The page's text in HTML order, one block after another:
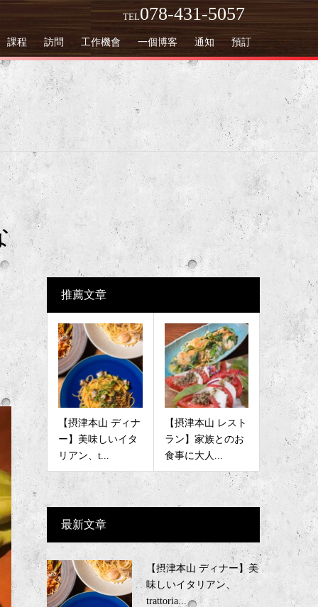
TEL078-431-5057
課程 訪問 工作機會 一個博客 通知 預訂
推薦文章
【摂津本山 ディナ
ー】美味しいイタ
リアン、t...
【摂津本山 レスト
ラン】家族とのお
食事に大人...
最新文章
【摂津本山 ディナー】美
味しいイタリアン、
trattoria...